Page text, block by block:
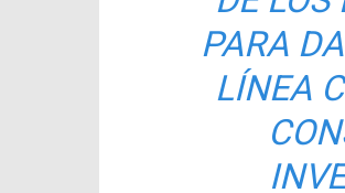
PARA
LÍNEA